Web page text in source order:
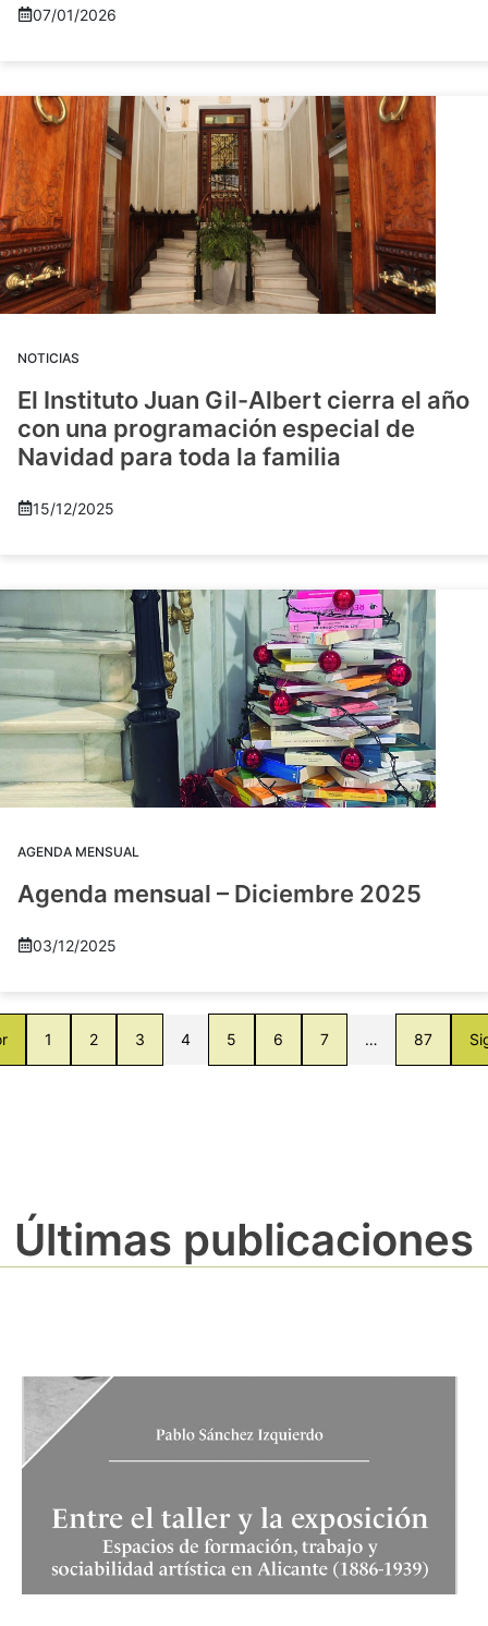
07/01/2026
NOTICIAS
El Instituto Juan Gil-Albert cierra el año
con una programación especial de
Navidad para toda la familia
15/12/2025
AGENDA MENSUAL
Agenda mensual – Diciembre 2025
03/12/2025
1 2 3 4 5 6 7 … 87
Últimas publicaciones